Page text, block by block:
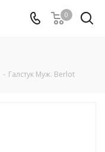
0
- Галстук Муж. Berlot